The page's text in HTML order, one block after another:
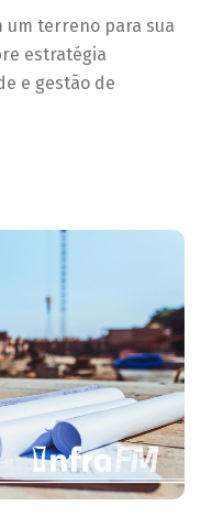
um terreno para sua
estratégia
e gestão de